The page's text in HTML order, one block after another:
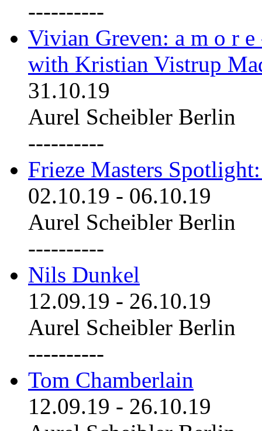
----------
Vivian Greven: a m o r
with Kristian Vistrup
31.10.19
Aurel Scheibler Berlin
----------
Frieze Masters
02.10.19 - 06.10.19
Aurel Scheibler Berlin
----------
Nils Dunkel
12.09.19 - 26.10.19
Aurel Scheibler Berlin
----------
Tom Chamberlain
12.09.19 - 26.10.19